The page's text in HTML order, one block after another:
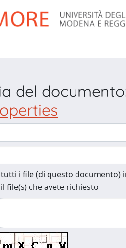
del
tutti i file (di questo documento)
il file(s) che avete richiesto